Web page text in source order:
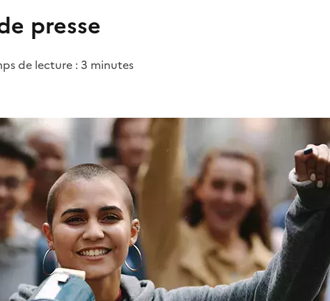
presse
de lecture : 3 minutes